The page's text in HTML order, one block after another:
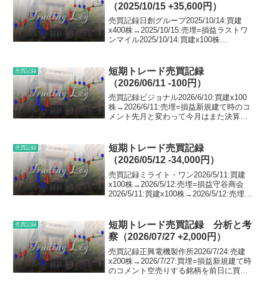
（2025/10/15 +35,600円）
売買記録日創グループ2025/10/14:買建
x400株→2025/10/15:売埋=損益ラストワ
ンマイル2025/10/14:買建x100株
売買記録
短期トレード売買記録
（2026/06/11 -100円）
売買記録ビジョナル2026/6/10:買建x100
株→2026/6/11:売埋=損益新規建て時のコ
メント先月と変わって今月はまた決算発
ないのですが、ゼロではないのでは入...
売買記録
短期トレード売買記録
（2026/05/12 -34,000円）
売買記録ミライト・ワン2026/5/11:買建
x100株→2026/5/12:売埋=損益守谷商会
2026/5/11:買建x100株→2026/5/12:売埋=
売買記録
短期トレード売買記録 分析と考
察（2026/07/27 +2,000円）
売買記録正興電機製作所2026/7/24:売建
x200株→2026/7/27:買埋=損益新規建て時
のコメント空売りする銘柄を前日に買い